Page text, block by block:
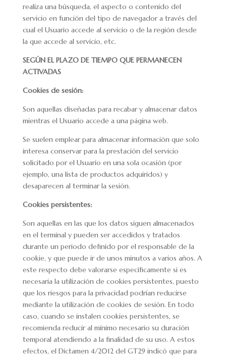
realiza una búsqueda, el aspecto o contenido del
servicio en función del tipo de navegador a través del
cual el Usuario accede al servicio o de la región desde
la que accede al servicio, etc.
SEGÚN EL PLAZO DE TIEMPO QUE PERMANECEN
ACTIVADAS
Cookies de sesión:
Son aquellas diseñadas para recabar y almacenar datos
mientras el Usuario accede a una página web.
Se suelen emplear para almacenar información que solo
interesa conservar para la prestación del servicio
solicitado por el Usuario en una sola ocasión (por
ejemplo, una lista de productos adquiridos) y
desaparecen al terminar la sesión.
Cookies persistentes:
Son aquellas en las que los datos siguen almacenados
en el terminal y pueden ser accedidos y tratados
durante un periodo definido por el responsable de la
cookie, y que puede ir de unos minutos a varios años. A
este respecto debe valorarse específicamente si es
necesaria la utilización de cookies persistentes, puesto
que los riesgos para la privacidad podrían reducirse
mediante la utilización de cookies de sesión. En todo
caso, cuando se instalen cookies persistentes, se
recomienda reducir al mínimo necesario su duración
temporal atendiendo a la finalidad de su uso. A estos
efectos, el Dictamen 4/2012 del GT29 indicó que para